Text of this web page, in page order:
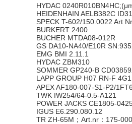
HYDAC
HEIDENHAIN AELB382C
SPECK T-602/150.0022 Art
BURKERT 2400
BUCHER MTDA08-012R
GS DA10-NA40/E10R
EMG BMI 2.11.1
HYDAC ZBM310
SOMMER GP240-B
LAPP GROUP H07 RN-F
APEX AF180-007-S1-P2/
TWK IW254/64-0.5-A121
POWER JACKS CE1805-
IGUS E6.290.080.12
TR ZH-65M；Art.nr：175-